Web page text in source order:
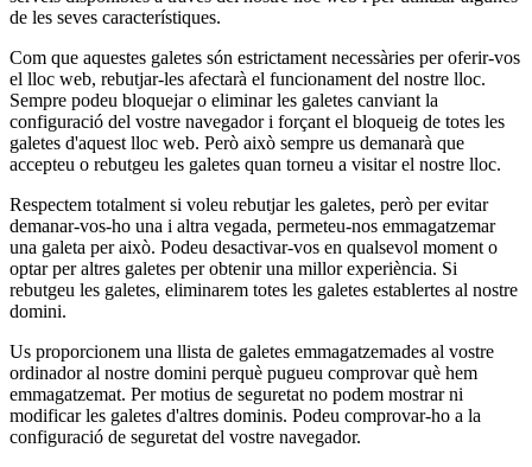
de les seves característiques.
Com que aquestes galetes són estrictament necessàries per oferir-vos
el lloc web, rebutjar-les afectarà el funcionament del nostre lloc.
Sempre podeu bloquejar o eliminar les galetes canviant la
configuració del vostre navegador i forçant el bloqueig de totes les
galetes d'aquest lloc web. Però això sempre us demanarà que
accepteu o rebutgeu les galetes quan torneu a visitar el nostre lloc.
Respectem totalment si voleu rebutjar les galetes, però per evitar
demanar-vos-ho una i altra vegada, permeteu-nos emmagatzemar
una galeta per això. Podeu desactivar-vos en qualsevol moment o
optar per altres galetes per obtenir una millor experiència. Si
rebutgeu les galetes, eliminarem totes les galetes establertes al nostre
domini.
Us proporcionem una llista de galetes emmagatzemades al vostre
ordinador al nostre domini perquè pugueu comprovar què hem
emmagatzemat. Per motius de seguretat no podem mostrar ni
modificar les galetes d'altres dominis. Podeu comprovar-ho a la
configuració de seguretat del vostre navegador.